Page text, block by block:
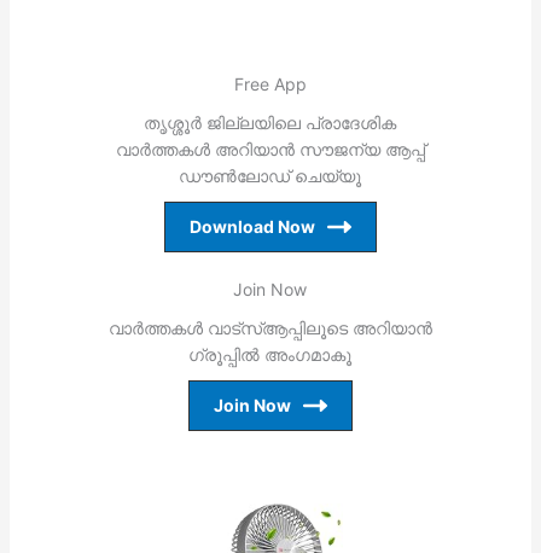
Free App
തൃശ്ശൂര്‍ ജില്ലയിലെ പ്രാദേശിക
വാര്‍ത്തകള്‍ അറിയാന്‍ സൗജന്യ ആപ്പ്
ഡൗണ്‍ലോഡ് ചെയ്യൂ
Download Now
Join Now
വാര്‍ത്തകള്‍ വാട്‌സ്ആപ്പിലൂടെ അറിയാന്‍
ഗ്രൂപ്പില്‍ അംഗമാകൂ
Join Now